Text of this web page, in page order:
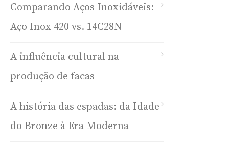
Comparando Aços Inoxidáveis:
Aço Inox 420 vs. 14C28N
A influência cultural na
produção de facas
A história das espadas: da Idade
do Bronze à Era Moderna